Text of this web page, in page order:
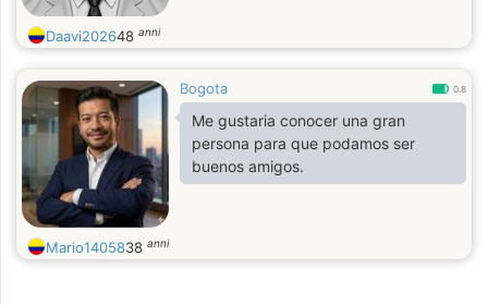
Daavi202648 anni
Bogota 0.8
Me gustaria conocer una gran
persona para que podamos ser
buenos amigos.
Mario1405838 anni